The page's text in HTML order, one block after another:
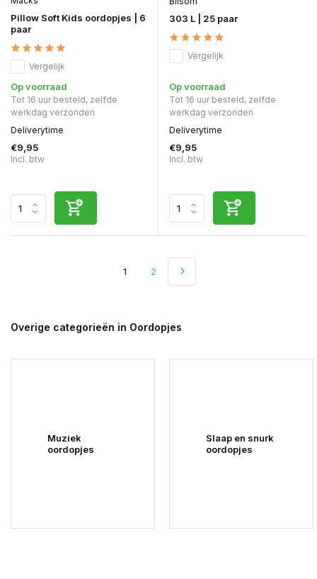
Pillow Soft Kids oordopjes | 6
paar
Vergelijk
Op voorraad
Tot 16 uur besteld, zelfde
werkdag verzonden
Deliverytime
€9,95
Incl. btw
303 L | 25 paar
Vergelijk
Op voorraad
Tot 16 uur besteld, zelfde
werkdag verzonden
Deliverytime
€9,95
Incl. btw
1 2
Overige categorieën in Oordopjes
Muziek
oordopjes
Slaap en snurk
oordopjes